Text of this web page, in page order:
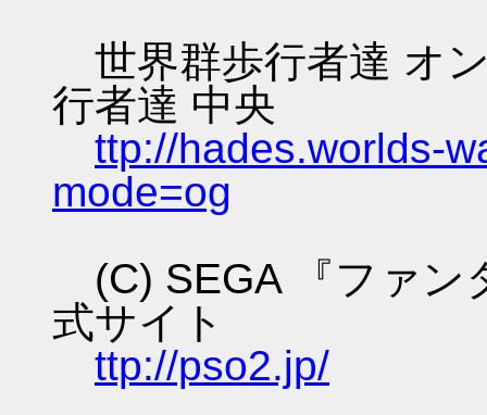
世界群歩行者達 オ
行者達 中央
ttp://hades.worlds-
mode=og
(C) SEGA 『ファン
式サイト
ttp://pso2.jp/